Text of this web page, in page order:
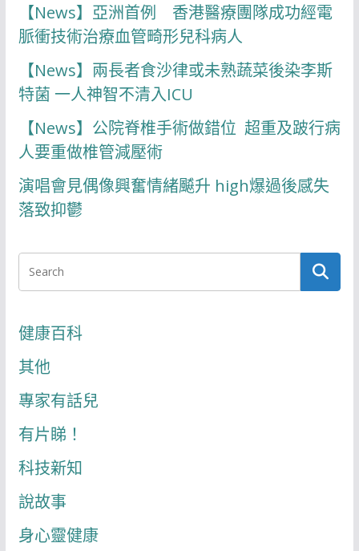
【News】亞洲首例 香港醫療團隊成功經電
脈衝技術治療血管畸形兒科病人
【News】兩長者食沙律或未熟蔬菜後染李斯
特菌 一人神智不清入ICU
【News】公院脊椎手術做錯位 超重及跛行病
人要重做椎管減壓術
演唱會見偶像興奮情緒飇升 high爆過後感失
落致抑鬱
健康百科
其他
專家有話兒
有片睇！
科技新知
說故事
身心靈健康